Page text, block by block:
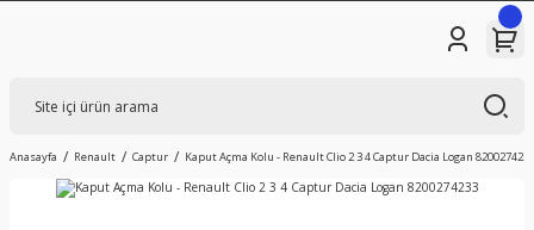
Anasayfa Renault Captur Kaput Açma Kolu - Renault Clio 2 3 4 Captur Dacia Logan 8200274233